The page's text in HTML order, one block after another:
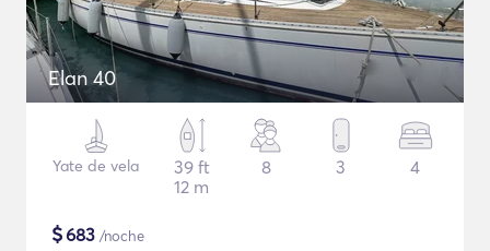
Elan 40
Yate de vela
39 ft
12 m
8 3 4
$683 /noche